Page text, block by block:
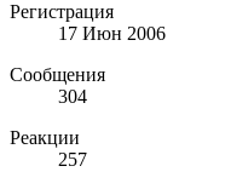
Регистрация
17 Июн 2006
Сообщения
304
Реакции
257